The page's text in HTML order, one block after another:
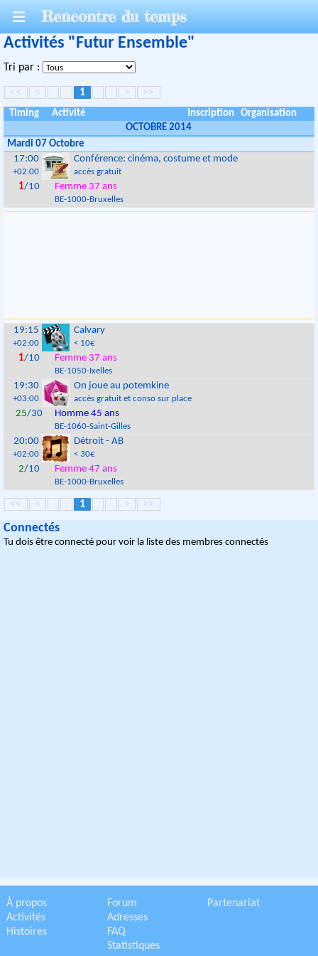
Rencontre du temps
Activités "Futur Ensemble"
Tri par :
<< < 1 > >>
Timing Activité Inscription
Organisation
OCTOBRE 2014
Mardi 07 Octobre
17:00
+02:00
Conférence: cinéma, costume et mode
accès gratuit
1/10 Femme 37 ans
BE-1000-Bruxelles
19:15
+02:00
Calvary
< 10€
1/10 Femme 37 ans
BE-1050-Ixelles
19:30
+03:00
On joue au potemkine
accès gratuit et conso sur place
25/30 Homme 45 ans
BE-1060-Saint-Gilles
20:00
+02:00
Détroit - AB
< 30€
2/10 Femme 47 ans
BE-1000-Bruxelles
<< < 1 > >>
Connectés
Tu dois être connecté pour voir la liste des membres connectés
À propos
Activités
Histoires
Forum
Adresses
FAQ
Statistiques
Partenariat